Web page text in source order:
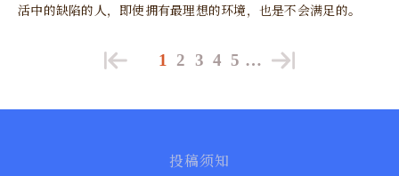
活中的缺陷的人，即使拥有最理想的环境，也是不会满足的。
1 2 3 4 5 …
投稿须知